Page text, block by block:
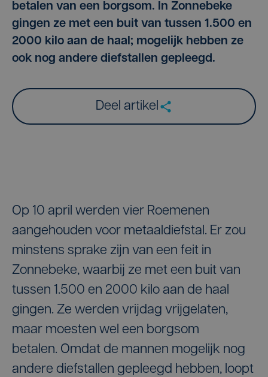
betalen van een borgsom. In Zonnebeke
gingen ze met een buit van tussen 1.500 en
2000 kilo aan de haal; mogelijk hebben ze
ook nog andere diefstallen gepleegd.
Deel artikel
Op 10 april werden vier Roemenen
aangehouden voor metaaldiefstal. Er zou
minstens sprake zijn van een feit in
Zonnebeke, waarbij ze met een buit van
tussen 1.500 en 2000 kilo aan de haal
gingen. Ze werden vrijdag vrijgelaten,
maar moesten wel een borgsom
betalen. Omdat de mannen mogelijk nog
andere diefstallen gepleegd hebben, loopt